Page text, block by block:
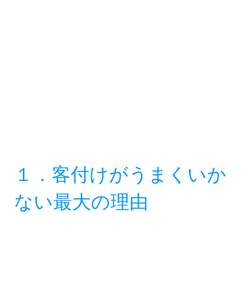
１．客付けがうまくいか
ない最大の理由